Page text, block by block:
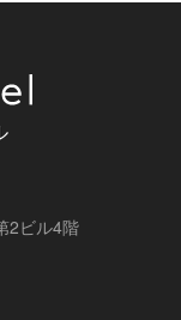
2ビル4階